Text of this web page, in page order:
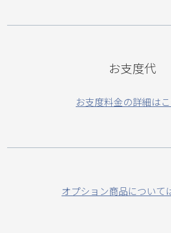
お支度代
お支度料金の詳細は
オプション商品について